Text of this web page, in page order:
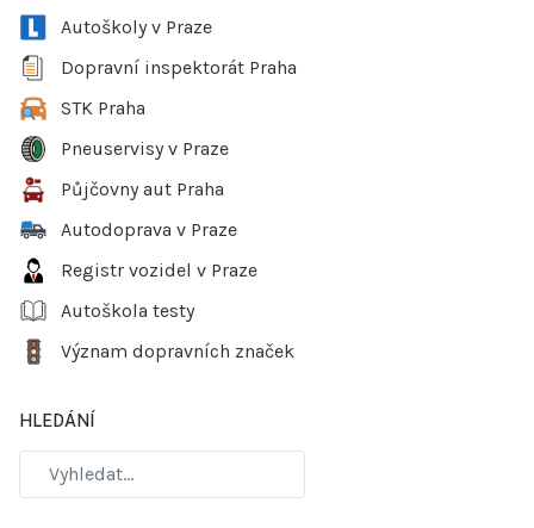
Autoškoly v Praze
Dopravní inspektorát Praha
STK Praha
Pneuservisy v Praze
Půjčovny aut Praha
Autodoprava v Praze
Registr vozidel v Praze
Autoškola testy
Význam dopravních značek
HLEDÁNÍ